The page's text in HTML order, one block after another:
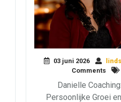
03 juni 2026
Comments
Danielle
Persoonlijke Groei